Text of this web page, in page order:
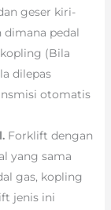
geser kiri-
dimana pedal
(Bila
dilepas
otomatis
Forklift dengan
yang sama
gas, kopling
jenis ini